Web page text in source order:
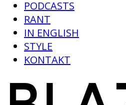
PODCASTS
RANT
IN ENGLISH
STYLE
KONTAKT